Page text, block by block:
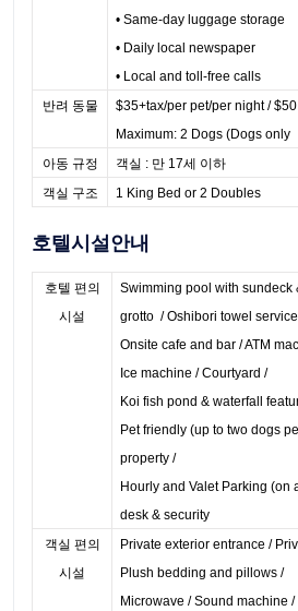
• Same-day luggage storage
• Daily local newspaper
• Local and toll-free calls
반려 동물
$35+tax/per pet/per night /
Maximum: 2 Dogs (Dogs only
아동 규정
객실 : 만 17세 이하
객실 구조
1 King Bed or 2 Doubles
호텔시설안내
호텔 편의
시설
Swimming pool with sundeck
grotto / Oshibori towel
Onsite cafe and bar / ATM
Ice machine / Courtyard /
Koi fish pond & waterfall
Pet friendly (up to two dogs
property /
Hourly and Valet Parking (on
desk & security
객실 편의
시설
Private exterior entrance /
Plush bedding and pillows /
Microwave / Sound machine